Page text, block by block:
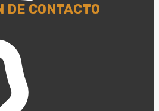
DE CONTACTO